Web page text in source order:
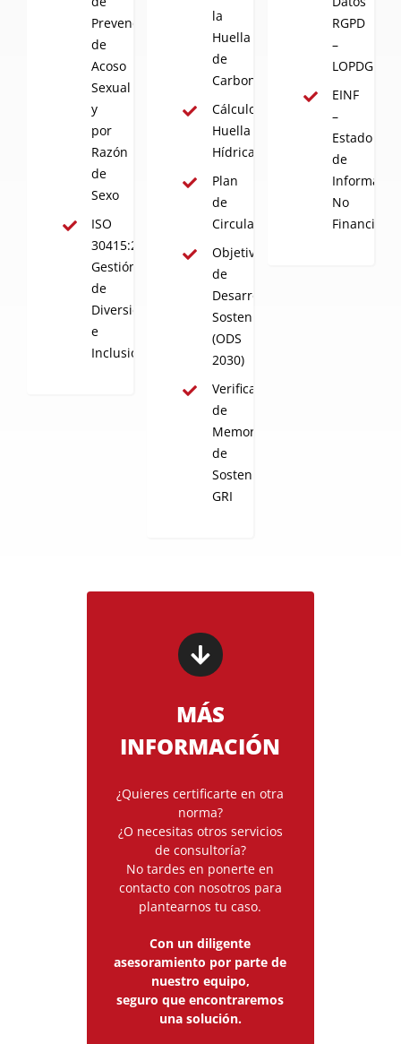
Prevención
de
Acoso
Sexual
y
por
Razón
de
Sexo
ISO
30415:2021
Gestión
de
Diversidad
e
Inclusión
la
Huella
de
Carbono
Cálculo
Huella
Hídrica
Plan
de
Circularidad
Objetivos
de
Desarrollo
Sostenible
(ODS
2030)
Verificación
de
Memorias
de
Sostenibilidad
GRI
RGPD
–
LOPDGDD
EINF
–
Estado
de
No
Financiera
MÁS
INFORMACIÓN
¿Quieres certificarte en otra
norma?
¿O necesitas otros servicios
de consultoría?
No tardes en ponerte en
contacto con nosotros para
plantearnos tu caso.
Con un diligente
asesoramiento por parte de
nuestro equipo,
seguro que encontraremos
una solución.